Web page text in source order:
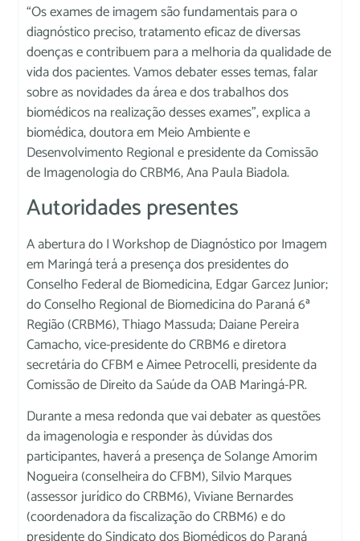
“Os exames de imagem são fundamentais para o
diagnóstico preciso, tratamento eficaz de diversas
doenças e contribuem para a melhoria da qualidade de
vida dos pacientes. Vamos debater esses temas, falar
sobre as novidades da área e dos trabalhos dos
biomédicos na realização desses exames”, explica a
biomédica, doutora em Meio Ambiente e
Desenvolvimento Regional e presidente da Comissão
de Imagenologia do CRBM6, Ana Paula Biadola.
Autoridades presentes
A abertura do I Workshop de Diagnóstico por Imagem
em Maringá terá a presença dos presidentes do
Conselho Federal de Biomedicina, Edgar Garcez Junior;
do Conselho Regional de Biomedicina do Paraná 6ª
Região (CRBM6), Thiago Massuda; Daiane Pereira
Camacho, vice-presidente do CRBM6 e diretora
secretária do CFBM e Aimee Petrocelli, presidente da
Comissão de Direito da Saúde da OAB Maringá-PR.
Durante a mesa redonda que vai debater as questões
da imagenologia e responder às dúvidas dos
participantes, haverá a presença de Solange Amorim
Nogueira (conselheira do CFBM), Silvio Marques
(assessor jurídico do CRBM6), Viviane Bernardes
(coordenadora da fiscalização do CRBM6) e do